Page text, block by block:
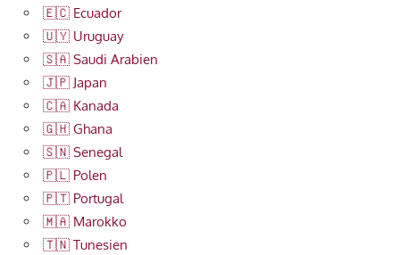
🇪🇨 Ecuador
🇺🇾 Uruguay
🇸🇦 Saudi Arabien
🇯🇵 Japan
🇨🇦 Kanada
🇬🇭 Ghana
🇸🇳 Senegal
🇵🇱 Polen
🇵🇹 Portugal
🇲🇦 Marokko
🇹🇳 Tunesien